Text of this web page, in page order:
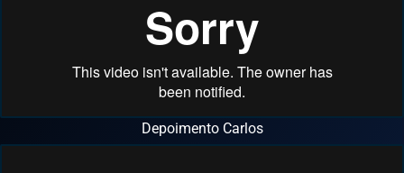
Depoimento Carlos